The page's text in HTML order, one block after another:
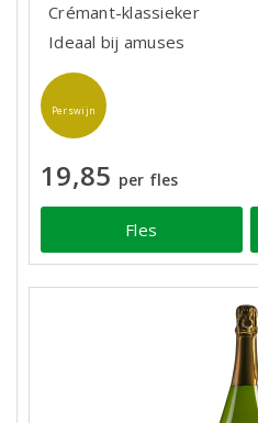
Crémant-klassieker
Ideaal bij amuses
Perswijn
19,85 per fles
Fles